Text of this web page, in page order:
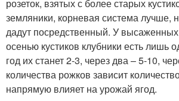
розеток, взятых с более старых
земляники, корневая система лучше,
дадут посредственный. У
осенью кустиков клубники есть лишь
год их станет 2-3, через два – 5-10,
количества рожков зависит
напрямую влияет на урожай ягод.